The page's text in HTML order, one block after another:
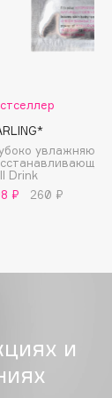
Drink
₽
260 ₽
и